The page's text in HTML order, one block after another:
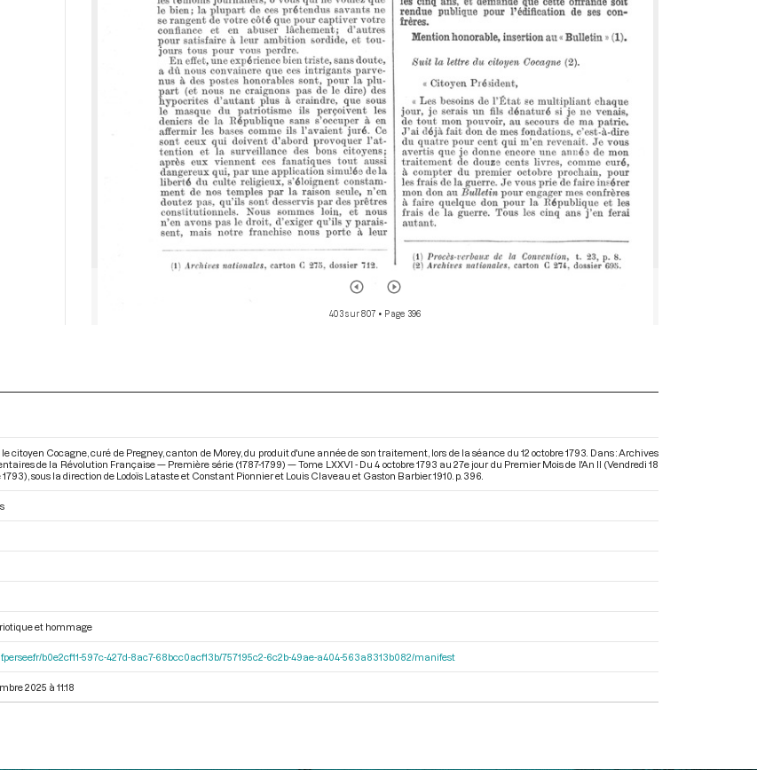
403 sur 807 • Page 396
le citoyen Cocagne, curé de Pregney, canton de Morey, du produit d'une année de son traitement, lors de la séance du 12 octobre 1793. Dans : Archives
de la Révolution Française — Première série (1787-1799) — Tome LXXVI - Du 4 octobre 1793 au 27e jour du Premier Mois de l'An II (Vendredi 18
1793) , sous la direction de Lodoïs Lataste et Constant Pionnier et Louis Claveau et Gaston Barbier. 1910. p. 396.
et hommage
b0e2cf11-597c-427d-8ac7-68bcc0acf13b/757195c2-6c2b-49ae-a404-563a8313b082/manifest
2025 à 11:18